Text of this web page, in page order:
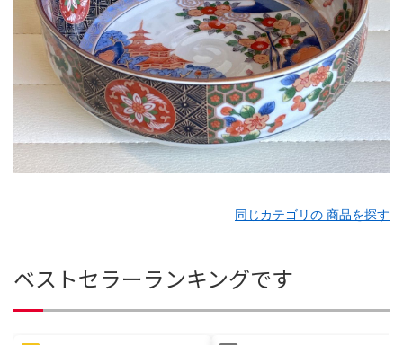
同じカテゴリの 商品を探す
ベストセラーランキングです